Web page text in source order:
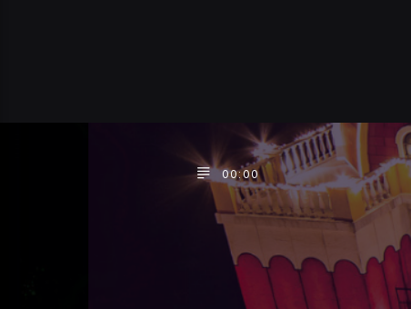
00:00